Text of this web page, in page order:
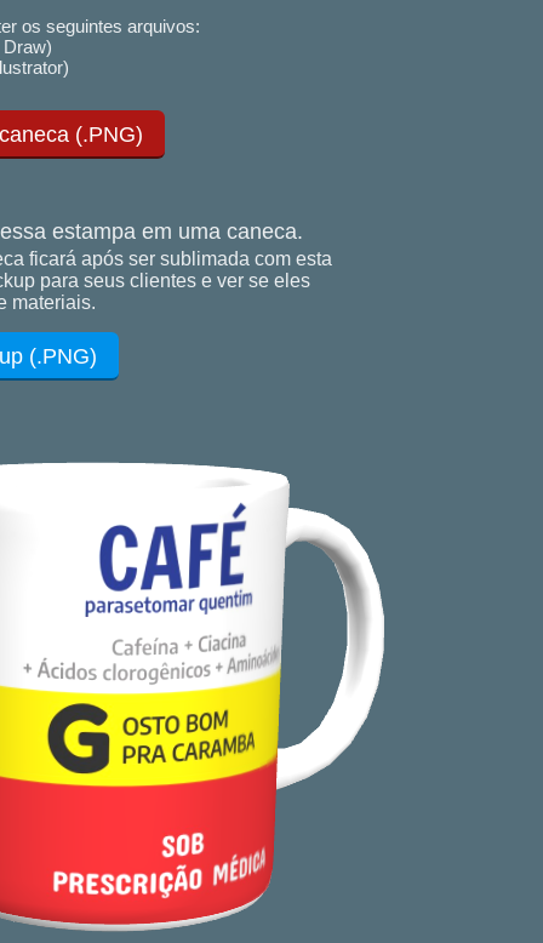
os seguintes arquivos:
(.PNG)
estampa em uma caneca.
ficará após ser sublimada com esta
para seus clientes e ver se eles
materiais.
(.PNG)